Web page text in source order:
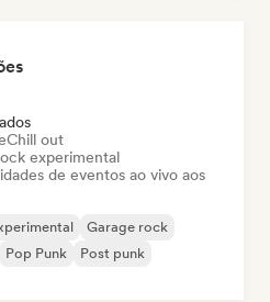
Chill out
experimental
de eventos ao vivo aos
Garage rock
Pop Punk
Post punk